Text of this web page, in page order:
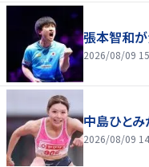
張本智和
2026/08/09
中島ひと
2026/08/09